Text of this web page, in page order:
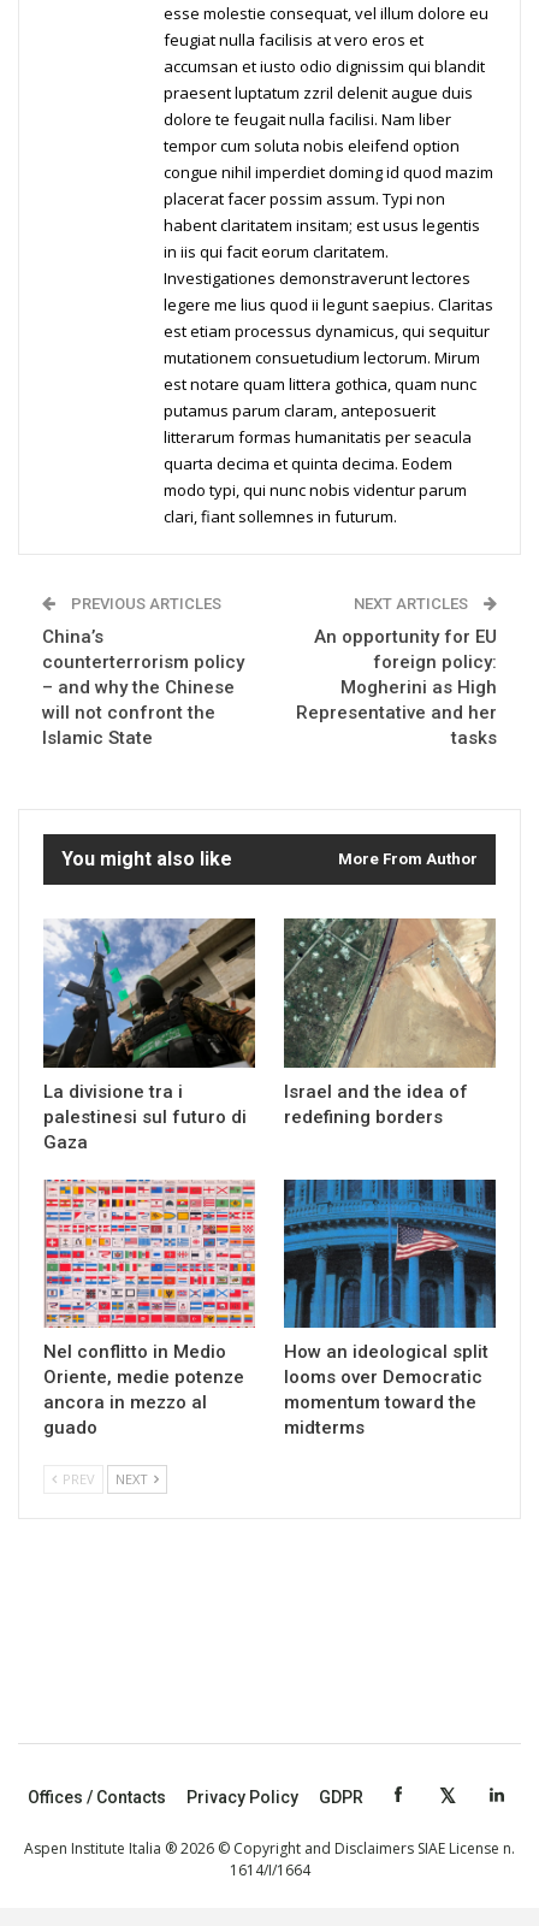
esse molestie consequat, vel illum dolore eu
feugiat nulla facilisis at vero eros et
accumsan et iusto odio dignissim qui blandit
praesent luptatum zzril delenit augue duis
dolore te feugait nulla facilisi. Nam liber
tempor cum soluta nobis eleifend option
congue nihil imperdiet doming id quod mazim
placerat facer possim assum. Typi non
habent claritatem insitam; est usus legentis
in iis qui facit eorum claritatem.
Investigationes demonstraverunt lectores
legere me lius quod ii legunt saepius. Claritas
est etiam processus dynamicus, qui sequitur
mutationem consuetudium lectorum. Mirum
est notare quam littera gothica, quam nunc
putamus parum claram, anteposuerit
litterarum formas humanitatis per seacula
quarta decima et quinta decima. Eodem
modo typi, qui nunc nobis videntur parum
clari, fiant sollemnes in futurum.
PREVIOUS ARTICLES
China’s
counterterrorism policy
– and why the Chinese
will not confront the
Islamic State
NEXT ARTICLES
An opportunity for EU
foreign policy:
Mogherini as High
Representative and her
tasks
You might also like More From Author
La divisione tra i
palestinesi sul futuro di
Gaza
Israel and the idea of
redefining borders
Nel conflitto in Medio
Oriente, medie potenze
ancora in mezzo al
guado
How an ideological split
looms over Democratic
momentum toward the
midterms
PREV NEXT
Offices / Contacts Privacy Policy GDPR
Aspen Institute Italia ® 2026 © Copyright and Disclaimers SIAE License n.
1614/I/1664